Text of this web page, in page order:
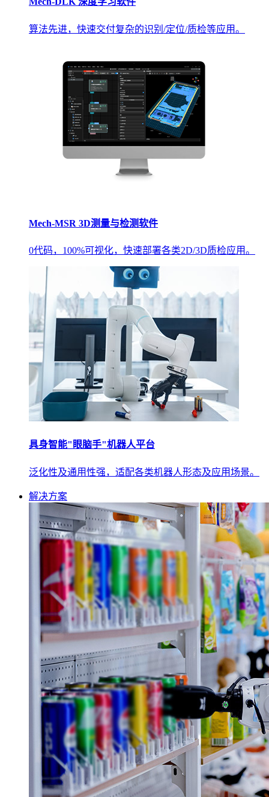
算法先进，快速交付复杂的识别/定位/质检等应用。
Mech-MSR 3D测量与检测软件
0代码，100%可视化，快速部署各类2D/3D质检应用。
具身智能"眼脑手"机器人平台
泛化性及通用性强，适配各类机器人形态及应用场景。
解决方案